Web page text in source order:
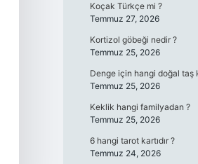
Koçak Türkçe mi ?
Temmuz 27, 2026
Kortizol göbeği nedir ?
Temmuz 25, 2026
Denge için hangi doğal taş
Temmuz 25, 2026
Keklik hangi familyadan ?
Temmuz 25, 2026
6 hangi tarot kartıdır ?
Temmuz 24, 2026